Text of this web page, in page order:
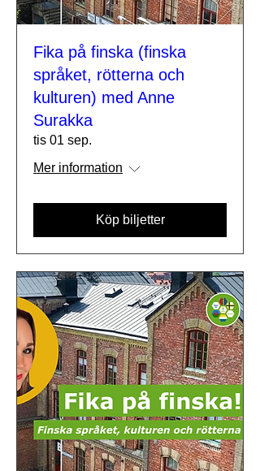
Fika på finska (finska
språket, rötterna och
kulturen) med Anne
Surakka
tis 01 sep.
Mer information
Köp biljetter